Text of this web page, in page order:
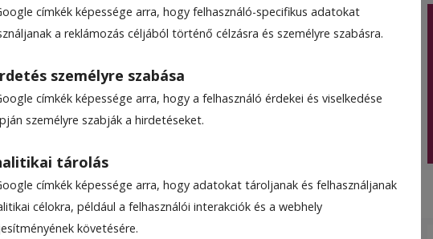
címkék képessége arra, hogy felhasználó-specifikus adatokat
a reklámozás céljából történő célzásra és személyre szabásra.
személyre szabása
címkék képessége arra, hogy a felhasználó érdekei és viselkedése
személyre szabják a hirdetéseket.
tárolás
címkék képessége arra, hogy adatokat tároljanak és felhasználjanak
célokra, például a felhasználói interakciók és a webhely
követésére.